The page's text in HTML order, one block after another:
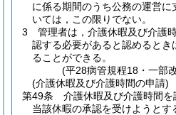
に係る期間のうち公務の運営
いては，この限りでない。
3
管理者は，介護休暇及び介護
認する必要があると認めるとき
ることができる。
(平28病管規程18・一部
(介護休暇及び介護時間の申請)
第49条
介護休暇及び介護時間を
当該休暇の承認を受けようと